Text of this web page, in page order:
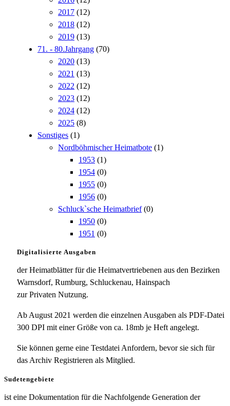
2017 (12)
2018 (12)
2019 (13)
71. - 80.Jahrgang (70)
2020 (13)
2021 (13)
2022 (12)
2023 (12)
2024 (12)
2025 (8)
Sonstiges (1)
Nordböhmischer Heimatbote (1)
1953 (1)
1954 (0)
1955 (0)
1956 (0)
Schluck`sche Heimatbrief (0)
1950 (0)
1951 (0)
Digitalisierte Ausgaben
der Heimatblätter für die Heimatvertriebenen aus den Bezirken
Warnsdorf, Rumburg, Schluckenau, Hainspach
zur Privaten Nutzung.
Ab August 2021 werden die einzelnen Ausgaben als PDF-Datei
300 DPI mit einer Größe von ca. 18mb je Heft angelegt.
Sie können gerne eine Testdatei Anfordern, bevor sie sich für
das Archiv Registrieren als Mitglied.
Sudetengebiete
ist eine Dokumentation für die Nachfolgende Generation der